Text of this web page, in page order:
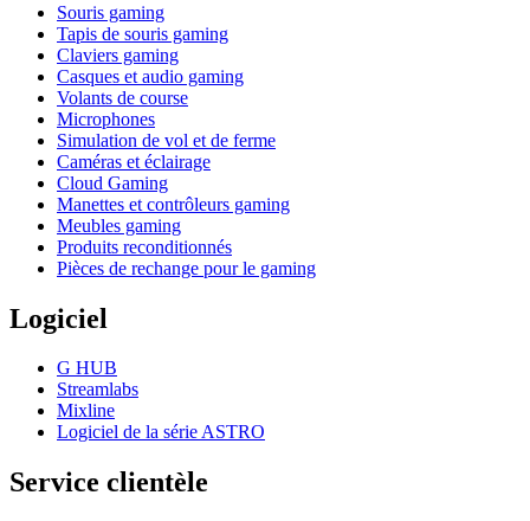
Souris gaming
Tapis de souris gaming
Claviers gaming
Casques et audio gaming
Volants de course
Microphones
Simulation de vol et de ferme
Caméras et éclairage
Cloud Gaming
Manettes et contrôleurs gaming
Meubles gaming
Produits reconditionnés
Pièces de rechange pour le gaming
Logiciel
G HUB
Streamlabs
Mixline
Logiciel de la série ASTRO
Service clientèle